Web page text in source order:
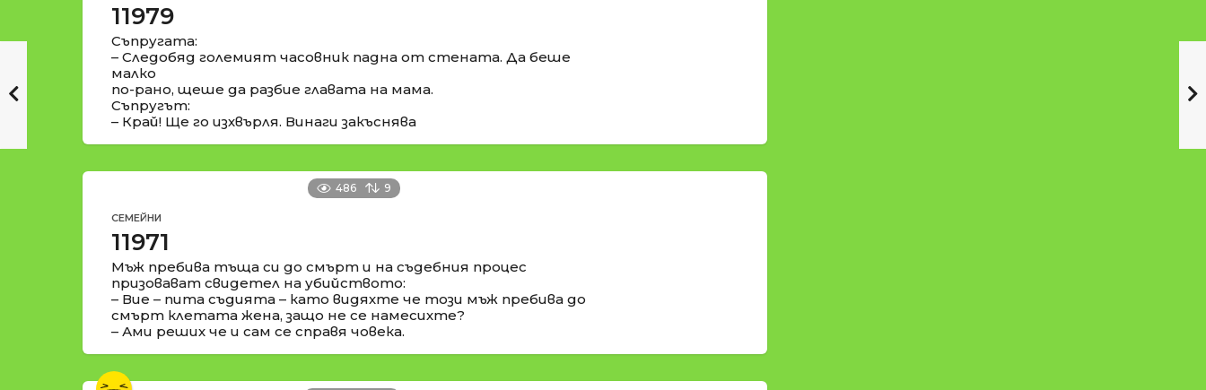
11979
Съпругата:
– Следобяд големият часовник падна от стената. Да беше
малко
по-рано, щеше да разбие главата на мама.
Съпругът:
– Край! Ще го изхвърля. Винаги закъснява
486 9
СЕМЕЙНИ
11971
Мъж пребива тъща си до смърт и на съдебния процес
призовават свидетел на убийството:
– Вие – пита съдията – като видяхте че този мъж пребива до
смърт клетата жена, защо не се намесихте?
– Ами реших че и сам се справя човека.